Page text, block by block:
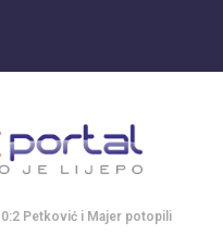
0:2 Petković i Majer potopili